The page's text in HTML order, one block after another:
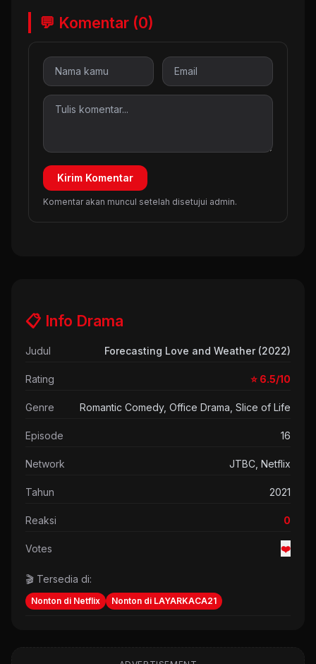
💬 Komentar (0)
Kirim Komentar
Komentar akan muncul setelah disetujui admin.
📋 Info Drama
Judul Forecasting Love and Weather (2022)
Rating ⭐ 6.5/10
Genre Romantic Comedy, Office Drama, Slice of Life
Episode 16
Network JTBC, Netflix
Tahun 2021
Reaksi 0
Votes ❤️
🎬 Tersedia di:
Nonton di Netflix Nonton di LAYARKACA21